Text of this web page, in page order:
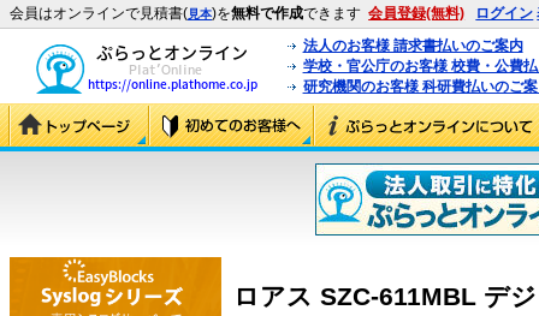
会員はオンラインで見積書(見本)を無料で作成できます 会員登録(無料) ログイン
法人のお客様 請求書払いのご案内
学校・官公庁のお客様 校費・公費
研究機関のお客様 科研費払いのご
ロアス SZC-611MBL デ